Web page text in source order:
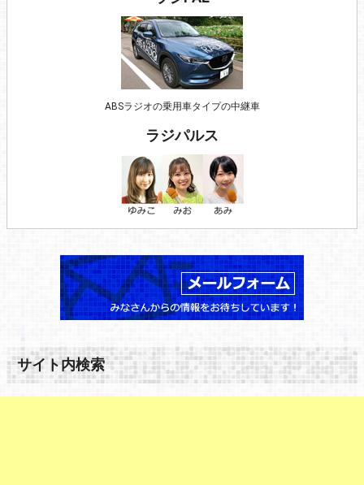
ABSラジオの乗用車タイプの中継車
ラジパルス
サイト内検索